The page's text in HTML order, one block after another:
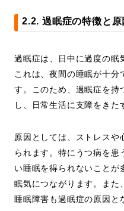
2.2. 過眠症の特徴と原
過眠症は、日中に過度の眠
これは、夜間の睡眠が十分
す。このため、過眠症を持
し、日常生活に支障をきた
原因としては、ストレスや
られます。特にうつ病を患
い睡眠を得られないことが
眠気につながります。また
睡眠障害も過眠症の原因と